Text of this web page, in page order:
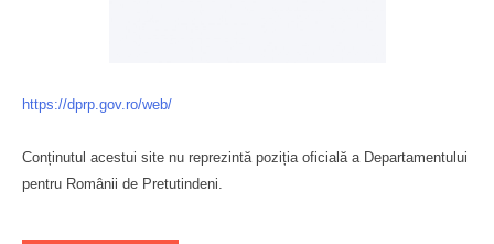
https://dprp.gov.ro/web/
Conținutul acestui site nu reprezintă poziția oficială a Departamentului
pentru Românii de Pretutindeni.